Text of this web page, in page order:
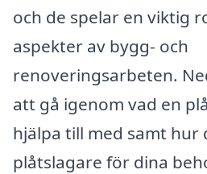
och de spelar en viktig
aspekter av bygg- och
renoveringsarbeten.
att gå igenom vad en
hjälpa till med samt
plåtslagare för dina